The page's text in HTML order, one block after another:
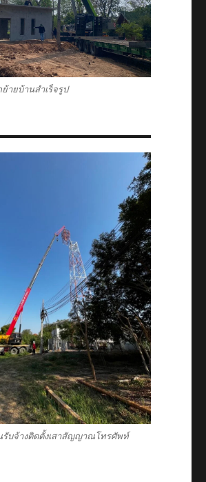
ย้ายบ้านสำเร็จรูป
รับจ้างติดตั้งเสาสัญญาณโทรศัพท์